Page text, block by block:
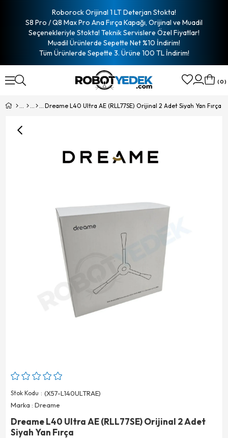
Roborock Orijinal 1 LT Deterjan Stokta!
S8 Pro / Q8 Max Pro Ana Fırça Kapağı, Orijinal ve Muadil
Seçenekleriyle Stokta! Teknik Servislere Özel Fiyatlar!
Muadil Ürünlerde Sepette Net %10 İndirim!
Tüm Ürünlerde Sepette 3. Ürüne 100 TL İndirim!
0
Dreame L40 Ultra AE (RLL77SE) Orijinal 2 Adet Siyah Yan Fırça
Stok Kodu
(X57-L140ULTRAE)
Marka : Dreame
Dreame L40 Ultra AE (RLL77SE) Orijinal 2 Adet
Siyah Yan Fırça